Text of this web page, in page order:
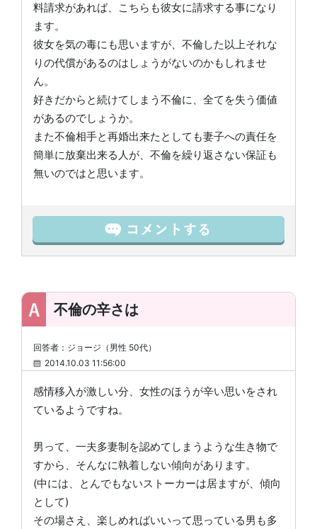
料請求があれば、こちらも彼女に請求する事になり
ます。
彼女を気の毒にも思いますが、不倫した以上それな
りの代償があるのはしょうがないのかもしれませ
ん。
好きだからと続けてしまう不倫に、全てを失う価値
があるのでしょうか。
また不倫相手と再婚出来たとしても妻子への責任を
簡単に放棄出来る人が、不倫を繰り返さない保証も
無いのではと思います。
不倫の辛さは
回答者：ジョージ（男性 50代）
2014.10.03 11:56:00
感情移入が激しい分、女性のほうが辛い思いをされ
ているようですね。
男って、一夫多妻制を認めてしまうような生き物で
すから、そんなに執着しない傾向があります。
(中には、とんでもないストーカーは居ますが、傾向
として)
その場さえ、楽しめればいいって思っている男も多